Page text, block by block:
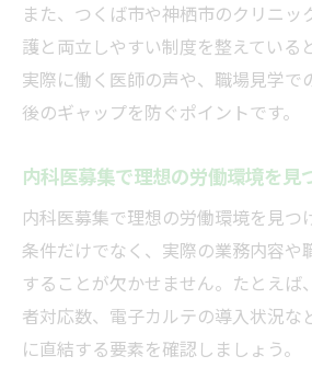
また、つくば市や神栖市のクリニ
護と両立しやすい制度を整えている
実際に働く医師の声や、職場見学で
後のギャップを防ぐポイントです。
内科医募集で理想の労働環境を見
内科医募集で理想の労働環境を見つ
条件だけでなく、実際の業務内容や
することが欠かせません。たとえば
者対応数、電子カルテの導入状況な
に直結する要素を確認しましょう。